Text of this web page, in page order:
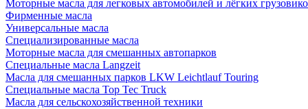
Моторные масла для легковых автомобилей и лёгких
Фирменные масла
Универсальные масла
Специализированные масла
Моторные масла для смешанных автопарков
Специальные масла Langzeit
Масла для смешанных парков LKW Leichtlauf Touring
Специальные масла Top Tec Truck
Масла для сельскохозяйственной техники